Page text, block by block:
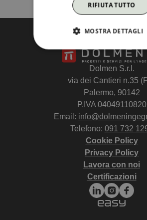
Dolmen S.r.l.
via dei Cantieri n.35
Palermo, 90142
P.IVA 04049110820
Email:
Telefono: 091 732
Cookie Policy
Privacy Policy
Lavora con noi
Certificazioni
RIFIUTA TUTTO
MOSTRA DETTAGLI